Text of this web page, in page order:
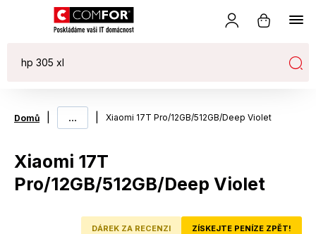
Domů ... Xiaomi 17T Pro/12GB/512GB/Deep Violet
Xiaomi 17T
Pro/12GB/512GB/Deep Violet
DÁREK ZA RECENZI ZÍSKEJTE PENÍZE ZPĚT!